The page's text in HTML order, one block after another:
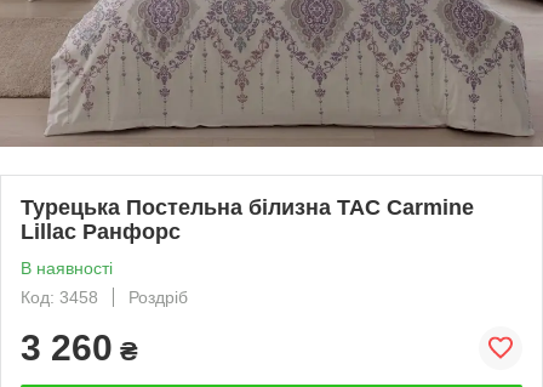
Турецька Постельна білизна TAC Carmine
Lillac Ранфорс
В наявності
Код: 3458
Роздріб
3 260 ₴